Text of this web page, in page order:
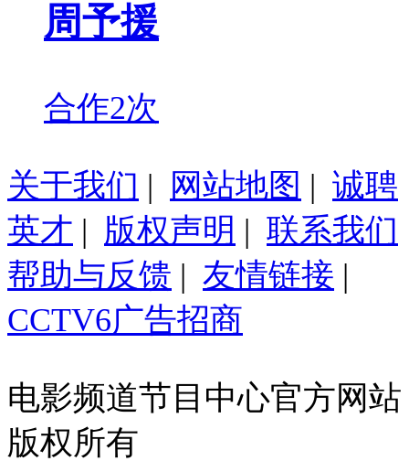
周予援
合作2次
关于我们 | 网站地图 | 诚聘
英才 | 版权声明 | 联系我们
帮助与反馈 | 友情链接 |
CCTV6广告招商
电影频道节目中心官方网站
版权所有